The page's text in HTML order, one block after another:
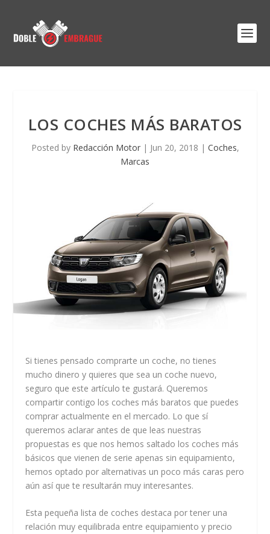
LOS COCHES MÁS BARATOS
Posted by Redacción Motor| Jun 20, 2018 | Coches,
Marcas
Si tienes pensado comprarte un coche, no tienes
mucho dinero y quieres que sea un coche nuevo,
seguro que este artículo te gustará. Queremos
compartir contigo los coches más baratos que puedes
comprar actualmente en el mercado. Lo que sí
queremos aclarar antes de que leas nuestras
propuestas es que nos hemos saltado los coches más
básicos que vienen de serie apenas sin equipamiento,
hemos optado por alternativas un poco más caras pero
aún así que te resultarán muy interesantes.
Esta pequeña lista de coches destaca por tener una
relación muy equilibrada entre equipamiento y precio